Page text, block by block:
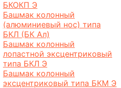
БКОКП Э
Башмак колонный
(алюминиевый нос) типа
БКЛ (БК Ал)
Башмак колонный
лопастной эксцентриковый
типа БКЛ Э
Башмак колонный
эксцентриковый типа БКМ Э